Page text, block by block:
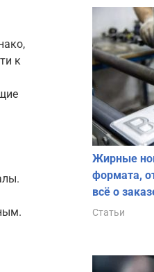
к
Жирные
формата,
всё о
Статьи